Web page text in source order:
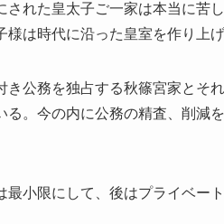
された皇太子ご一家は本当に苦
様は時代に沿った皇室を作り上
き公務を独占する秋篠宮家とそ
る。今の内に公務の精査、削減
最小限にして、後はプライベー